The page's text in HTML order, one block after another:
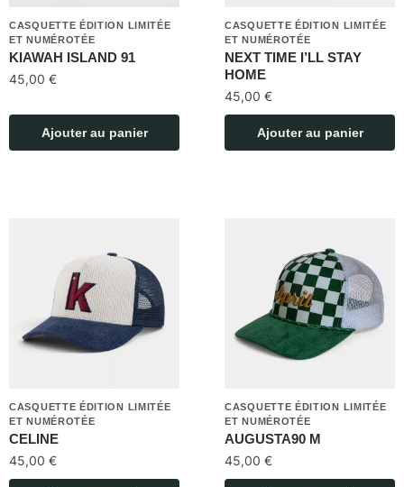
CASQUETTE ÉDITION LIMITÉE
ET NUMÉROTÉE
KIAWAH ISLAND 91
45,00 €
Ajouter au panier
CASQUETTE ÉDITION LIMITÉE
ET NUMÉROTÉE
NEXT TIME I’LL STAY
HOME
45,00 €
Ajouter au panier
CASQUETTE ÉDITION LIMITÉE
ET NUMÉROTÉE
CELINE
45,00 €
CASQUETTE ÉDITION LIMITÉE
ET NUMÉROTÉE
AUGUSTA90 M
45,00 €